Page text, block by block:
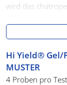
wird das
DNA-Fragmente
Säulchen. Nach
eluieren Sie die
Primer, dNTP's
zuverlässig
Hi Yield® Gel/
MUSTER
4 Proben pro